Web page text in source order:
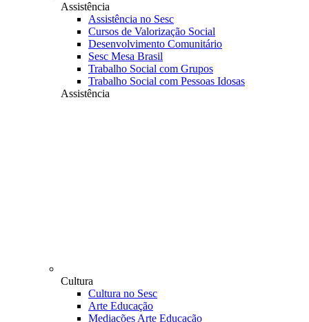
Assistência
Assistência no Sesc
Cursos de Valorização Social
Desenvolvimento Comunitário
Sesc Mesa Brasil
Trabalho Social com Grupos
Trabalho Social com Pessoas Idosas
Assistência
Cultura
Cultura no Sesc
Arte Educação
Mediações Arte Educação